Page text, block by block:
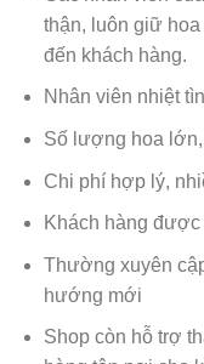
thận, luôn giữ
đến khách hàng.
Nhân viên nhiệt
Số lượng hoa
Chi phí hợp lý,
Khách hàng
Thường xuyên
hướng mới
Shop còn hỗ trợ